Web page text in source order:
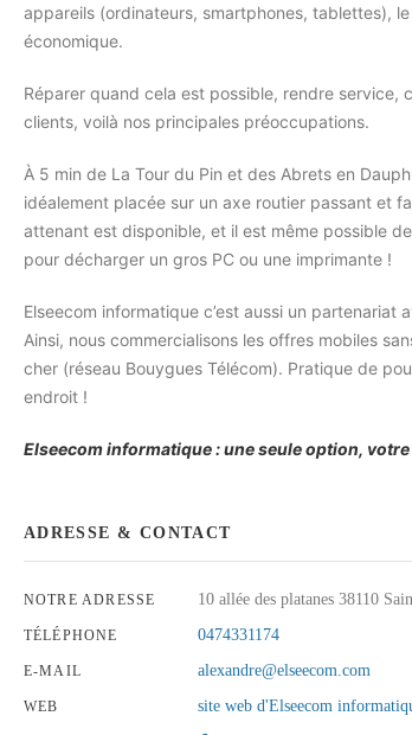
appareils (ordinateurs, smartphones, tablettes),
économique.
Réparer quand cela est possible, rendre service,
clients, voilà nos principales préoccupations.
À 5 min de La Tour du Pin et des Abrets en
idéalement placée sur un axe routier passant et
attenant est disponible, et il est même possible
pour décharger un gros PC ou une imprimante !
Elseecom informatique c’est aussi un partenariat
Ainsi, nous commercialisons les offres mobiles
cher (réseau Bouygues Télécom). Pratique de
endroit !
Elseecom informatique : une seule option,
ADRESSE & CONTACT
NOTRE ADRESSE 10 allée des platanes 38110
TÉLÉPHONE 0474331174
E-MAIL alexandre@elseecom.com
WEB site web d'Elseecom